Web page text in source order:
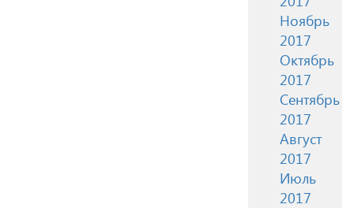
Ноябрь
2017
Октябрь
2017
Сентябрь
2017
Август
2017
Июль
2017